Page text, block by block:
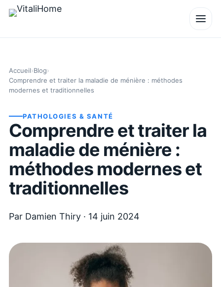
Accueil›Blog›
Comprendre et traiter la maladie de ménière : méthodes
modernes et traditionnelles
PATHOLOGIES & SANTÉ
Comprendre et traiter la
maladie de ménière :
méthodes modernes et
traditionnelles
Par Damien Thiry · 14 juin 2024